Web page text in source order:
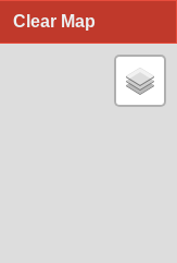
Clear Map